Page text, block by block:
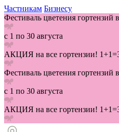
Частникам Бизнесу
Фестиваль цветения
с 1 по 30 августа
АКЦИЯ на все гортензии!
Фестиваль цветения
с 1 по 30 августа
АКЦИЯ на все гортензии!